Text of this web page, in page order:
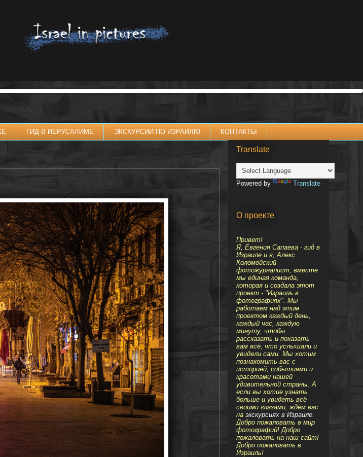
ГИД В ИЕРУСАЛИМЕ ЭКСКУРСИИ ПО ИЗРАИЛЮ КОНТАКТЫ
Translate
Powered by Translate
О проекте
Привет!
Я, Евгения Сапаева - гид в
Израиле и я, Алекс
Коломойский -
фотожурналист, вместе
мы единая команда,
которая и создала этот
проект - "Израиль в
фотографиях". Мы
работаем над этим
проектом каждый день,
каждый час, каждую
минуту, чтобы
рассказать и показать
вам всё, что услышали и
увидели сами. Мы хотим
познакомить вас с
историей, событиями и
красотами нашей
удивительной страны. А
если вы хотие узнать
больше и увидеть всё
своими глазами, ждём вас
на экскурсиях в Израиле.
Добро пожаловать в мир
фотографий! Добро
пожаловать на наш сайт!
Добро пожаловать в
Израиль!